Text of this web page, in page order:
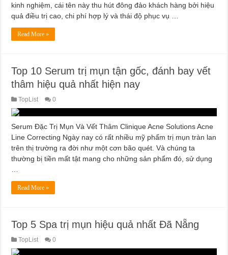
kinh nghiệm, cái tên này thu hút đông đảo khách hàng bởi hiệu
quả điều trị cao, chi phí hợp lý và thái độ phục vụ …
Read More »
Top 10 Serum trị mụn tận gốc, đánh bay vết
thâm hiệu quả nhất hiện nay
TopList 0
Serum Đặc Trị Mụn Và Vết Thâm Clinique Acne Solutions Acne
Line Correcting Ngày nay có rất nhiều mỹ phẩm trị mụn tràn lan
trên thị trường ra đời như một cơn bão quét. Và chúng ta
thường bị tiền mất tật mang cho những sản phẩm đó, sử dụng
Read More »
Top 5 Spa trị mụn hiệu quả nhất Đã Nẵng
TopList 0